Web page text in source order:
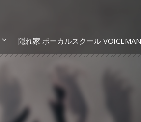
隠れ家 ボーカルスクール VOICEMAN